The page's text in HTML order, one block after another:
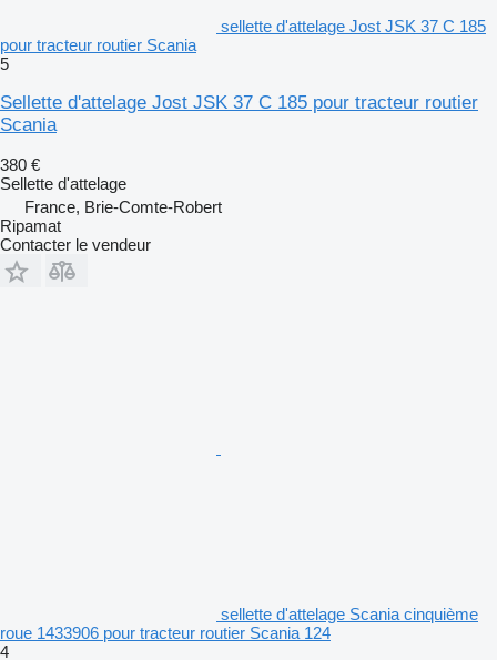
sellette d'attelage Jost JSK 37 C 185
pour tracteur routier Scania
5
Sellette d'attelage Jost JSK 37 C 185 pour tracteur routier
Scania
380 €
Sellette d'attelage
France, Brie-Comte-Robert
Ripamat
Contacter le vendeur
sellette d'attelage Scania cinquième
roue 1433906 pour tracteur routier Scania 124
4